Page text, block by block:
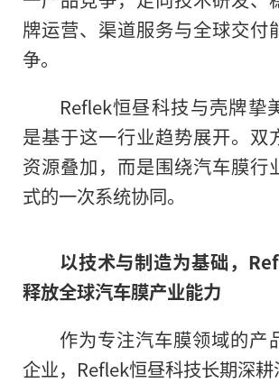
牌运营、渠道服务与全球交付
争。
Reflek恒昼科技与壳牌挚
是基于这一行业趋势展开。双
资源叠加，而是围绕汽车膜行
式的一次系统协同。
以技术与制造为基础，
释放全球汽车膜产业能力
作为专注汽车膜领域的产
企业，Reflek恒昼科技长期深